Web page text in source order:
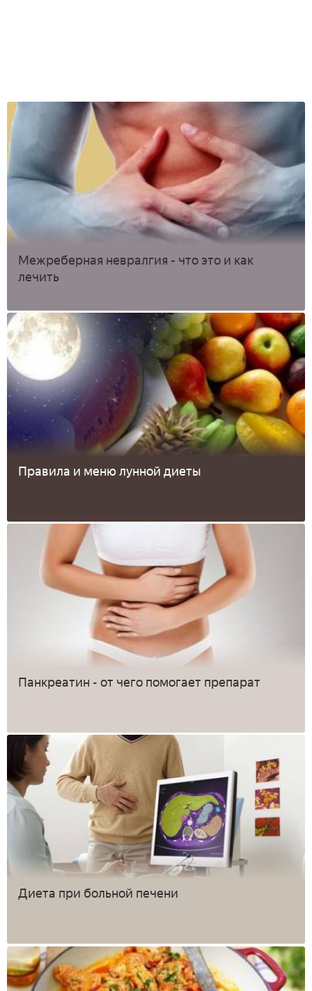
Межреберная невралгия - что это и как
лечить
Правила и меню лунной диеты
Панкреатин - от чего помогает препарат
Диета при больной печени